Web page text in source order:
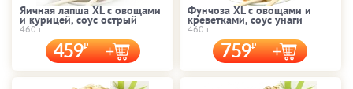
Яичная лапша XL с овощами
и курицей, соус острый
460 г.
459
Фунчоза XL с овощами и
креветками, соус унаги
460 г.
759